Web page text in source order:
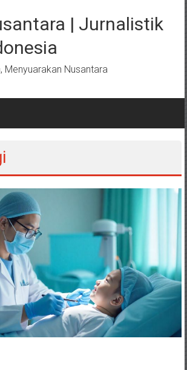
| Jurnalistik
Menyuarakan Nusantara